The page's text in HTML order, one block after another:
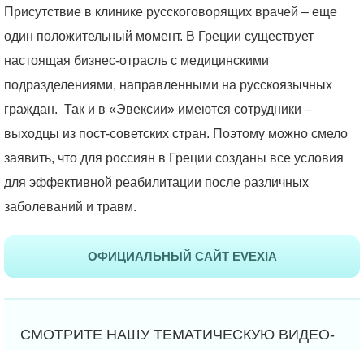
Присутствие в клинике русскоговорящих врачей – еще
один положительный момент. В Греции существует
настоящая бизнес-отрасль с медицинскими
подразделениями, направленными на русскоязычных
граждан. Так и в «Эвексии» имеются сотрудники –
выходцы из пост-советских стран. Поэтому можно смело
заявить, что для россиян в Греции созданы все условия
для эффективной реабилитации после различных
заболеваний и травм.
ОФИЦИАЛЬНЫЙ САЙТ EVEXIA